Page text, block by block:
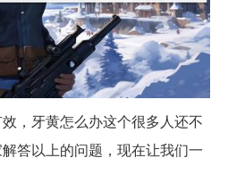
，牙黄怎么办这个很多人还不
答以上的问题，现在让我们一